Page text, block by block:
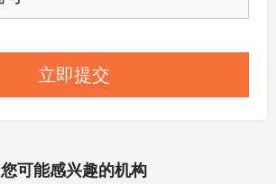
您可能感兴趣的机构